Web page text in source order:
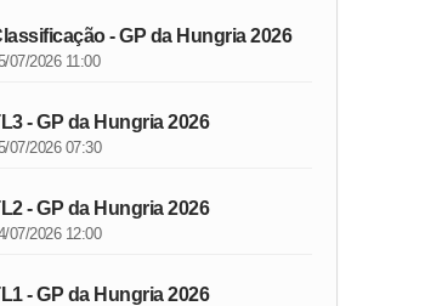
- GP da Hungria 2026
07/2026 11:00
- GP da Hungria 2026
07/2026 07:30
- GP da Hungria 2026
07/2026 12:00
- GP da Hungria 2026